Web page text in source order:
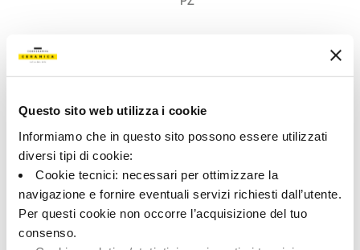
Questo sito web utilizza i cookie
Informiamo che in questo sito possono essere utilizzati
diversi tipi di cookie:
Cookie tecnici: necessari per ottimizzare la
navigazione e fornire eventuali servizi richiesti dall’utente.
Per questi cookie non occorre l’acquisizione del tuo
consenso.